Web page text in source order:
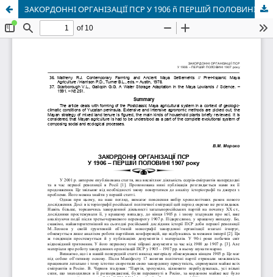
ЗАКОРДОННІ ОРГАНІЗАЦІЇ ПСР У 1906 ñ ПЕРШІЙ ПОЛОВИНІ 1907 року